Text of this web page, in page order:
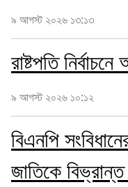
৯ আগস্ট ২০২৬ ১৩:১৩
রাষ্টপতি
৯ আগস্ট ২০২৬ ১০:১২
বিএনপি
জাতিকে